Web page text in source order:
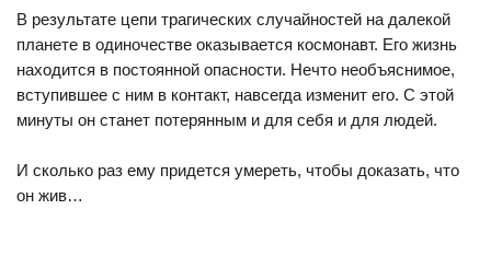
В результате цепи трагических случайностей на далекой
планете в одиночестве оказывается космонавт. Его жизнь
находится в постоянной опасности. Нечто необъяснимое,
вступившее с ним в контакт, навсегда изменит его. С этой
минуты он станет потерянным и для себя и для людей.
И сколько раз ему придется умереть, чтобы доказать, что
он жив…